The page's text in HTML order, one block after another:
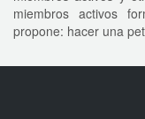
miembros activos
propone: hacer una